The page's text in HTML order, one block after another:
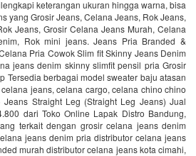
keterangan ukuran hingga warna, bisa
yang Grosir Jeans, Celana Jeans, Rok Jeans,
Jeans, Grosir Celana Jeans Murah, Celana
Rok mini jeans. Jeans Pria Branded &
Pria Cowok Slim fit Skinny Jeans Denim
jeans denim skinny slimfit pensil pria Grosir
Tersedia berbagai model sweater baju atasan
jeans, celana cargo, celana chino chino
Straight Leg (Straight Leg Jeans) Jual
dari Toko Online Lapak Distro Bandung,
terkait dengan grosir celana jeans denim
jeans denim pria distributor celana jeans
murah distributor celana jeans kota cimahi,